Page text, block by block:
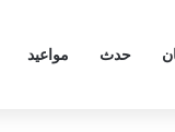
حدث مواعيد